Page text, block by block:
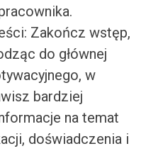
Zakończ wstęp,
do głównej
w
bardziej
na temat
doświadczenia i